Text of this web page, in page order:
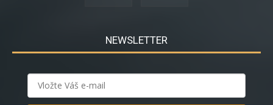
NEWSLETTER